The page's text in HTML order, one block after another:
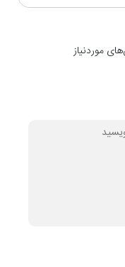
متر عرضه می شوند در مکان
موردنیاز